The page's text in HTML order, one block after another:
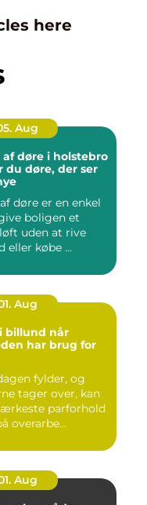
here
Aug
af døre i holstebro
du døre, der ser
døre er en enkel
boligen et
uden at rive
eller købe ...
Aug
når
har brug for
fylder, og
tager over, kan
parforhold
overarbe...
Aug